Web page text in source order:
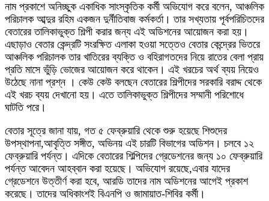
নাম প্রকাশে অনিচ্ছুক একাধিক সাংস্কৃতিক কর্মী অভিযোগ করে বলেন, আঞ্চলিক
পরিচালক আব্দুর রহিম একজন দুর্নীতিবাজ কর্মকর্তা। তার সখ্যতায় পূর্বপরিচিতদের
বেতারের তালিকাভুক্ত শিল্পী করার জন্য এই অডিশনের আয়োজন করা হয়।
এছাড়াও বেতার কেন্দ্রটি সংরক্ষিত এলাকা হওয়া সত্তেও বেতার কেন্দ্রের ভিতরে
আঞ্চলিক পরিচালক তার খাতিরের ব্যক্তি ও বহিরাগতদের নিয়ে রাতের বেলা প্রায়
প্রতি মাসে ভুঁড়ি ভোজের আয়োজন করে থাকেন। এই খরচের অর্থ ব্যয় নিয়েও
উঠেছে নানা প্রশ্ন । কেউ কেউ বলছেন বেতারের শিল্পীদের সরকারি বরাদ্দ থেকে
এই খরচ ব্যয় দেখানো হয়। এতে তালিকাভুক্ত শিল্পীদের সম্মানী পরিশোধে
ঘাটতি পরে।
বেতার সূত্রে জানা যায়, গত ৫ ফেব্রুয়ারি থেকে শুরু হয়েছে শিশুদের
উপস্থাপনা,আবৃত্তি সঙ্গীত, অভিনয় এই চারটি বিভাগের অডিশন। চলবে ১২
ফেব্রুয়ারি পর্যন্ত। এদিকে বেতারের শিল্পিদের গ্রেডেশনের জন্য ১০ ফেব্রুয়ারি
পর্যন্ত আবেদন আহব্বান করা হয়েছে। অভিযোগ রয়েছে,এবার যাদের
গ্রেডেশনে উত্তীর্ণ করা হবে, আরডি তাদের নাম অডিশনের আগেই প্রকাশ
করেছে। তাদের অধিকাংশই বিএনপি ও জামায়াত-শিবির কর্মী।